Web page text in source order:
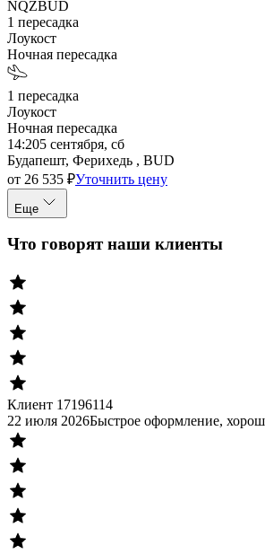
NQZBUD
1 пересадка
Лоукост
Ночная пересадка
1 пересадка
Лоукост
Ночная пересадка
14:205 сентября, сб
Будапешт, Ферихедь , BUD
от 26 535 ₽Уточнить цену
Еще
Что говорят наши клиенты
Клиент 17196114
22 июля 2026Быстрое оформление,